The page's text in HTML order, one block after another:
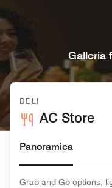
Galleria
DELI
AC Store
Panoramica
Grab-and-Go options,